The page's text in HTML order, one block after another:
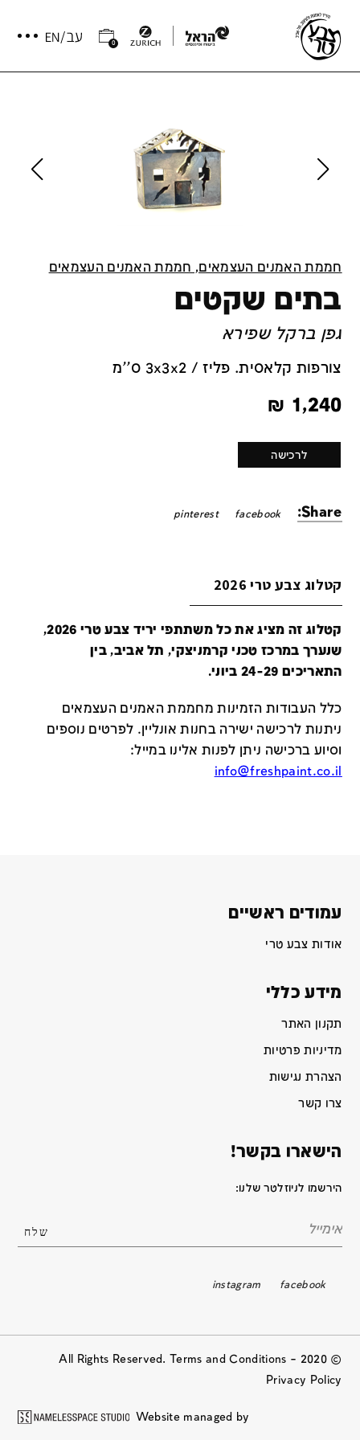
0
חממת האמנים העצמאים, חממת האמנים העצמאים
בתים שקטים
גפן ברקל שפירא
צורפות קלאסית. פליז / 3x3x2 ס''מ
1,240
₪
לרכישה
Share:
facebook
pinterest
קטלוג צבע טרי 2026
קטלוג זה מציג את כל משתתפי יריד צבע טרי 2026,
שנערך במרכז טכני קרמניצקי, תל אביב, בין
התאריכים 24-29 ביוני.
כלל העבודות הזמינות מחממת האמנים העצמאים
ניתנות לרכישה ישירה בחנות אונליין. לפרטים נוספים
וסיוע ברכישה ניתן לפנות אלינו במייל:
info@freshpaint.co.il
עמודים ראשיים
אודות צבע טרי
מידע כללי
תקנון האתר
מדיניות פרטיות
הצהרת נגישות
צרו קשר
הישארו בקשר!
הירשמו לניוזלטר שלנו:
facebook
instagram
© 2020 All Rights Reserved. Terms and Conditions –
Privacy Policy
Website managed by